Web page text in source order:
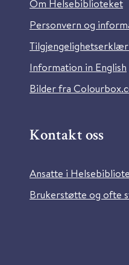
Om Helsebiblioteket
Personvern og
Information in English
Bilder fra
Kontakt oss
Ansatte i
Brukerstøtte og ofte